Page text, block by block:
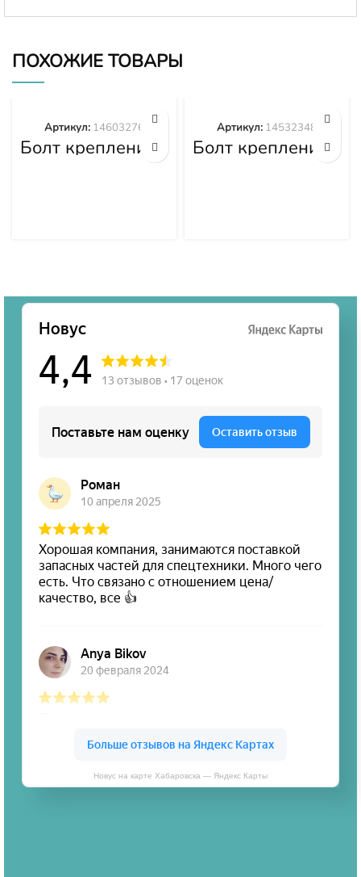
ПОХОЖИЕ ТОВАРЫ
Болт крепления
башмака
Артикул: 14603276
Болт крепления
башмака
Артикул: 14532348
Новус на карте Хабаровска — Яндекс Карты